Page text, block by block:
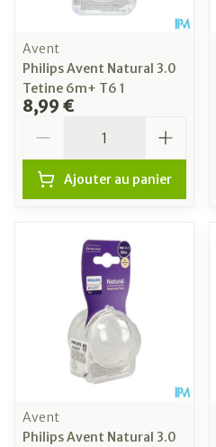
Avent
Philips Avent Natural 3.0
Tetine 6m+ T6 1
8,99 €
Ajouter au panier
Avent
Philips Avent Natural 3.0